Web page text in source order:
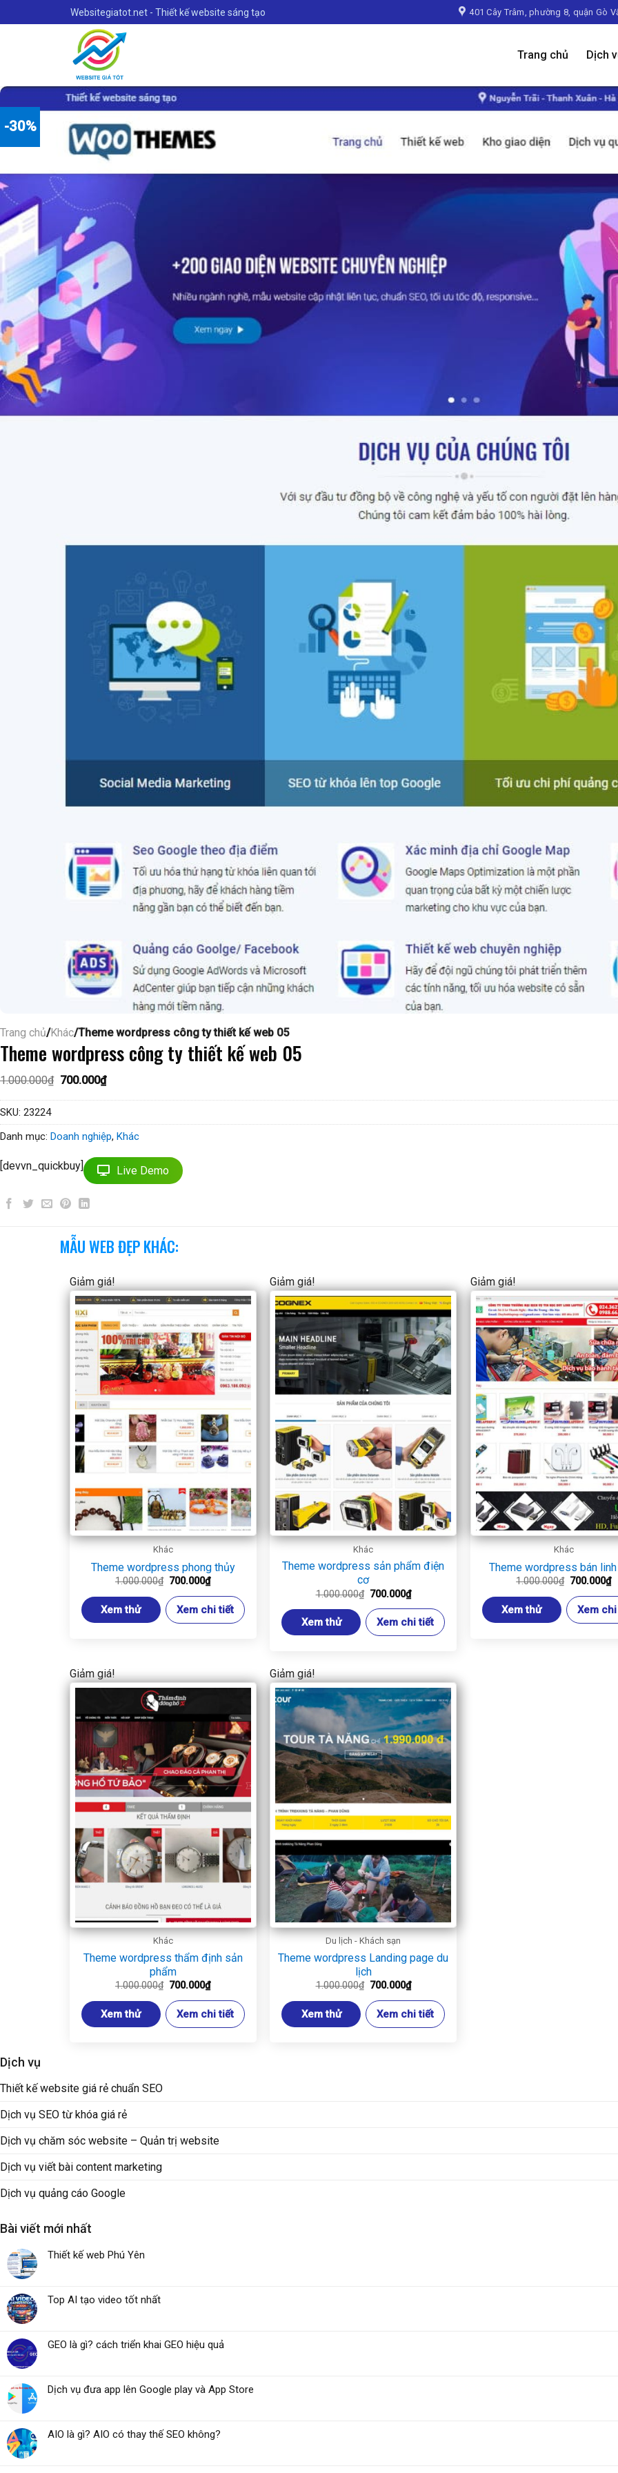
to
Websitegiatot.net - Thiết kế website sáng tạo 401 Cây Trâm, phường 8, quận Gò
Trang chủ Dịch
-30%
Trang chủ/Khác/Theme wordpress công ty thiết kế web 05
Theme wordpress công ty thiết kế web 05
1.000.000₫ Giá
là:
700.000₫Giá
hiện
tại
700.000₫.
SKU: 23224
Danh mục: Doanh nghiệp, Khác
[devvn_quickbuy] Live Demo
MẪU WEB ĐẸP KHÁC:
Giảm giá!
Khác
Theme wordpress phong thủy
1.000.000₫ Giá
là:
1.000.000₫.
700.000₫Giá
hiện
tại
là:
700.000₫.
Xem thử Xem chi tiết
Giảm giá!
Khác
Theme wordpress sản phẩm điện
cơ
1.000.000₫ Giá
là:
1.000.000₫.
700.000₫Giá
hiện
tại
là:
700.000₫.
Xem thử Xem chi tiết
Giảm giá!
Khác
Theme wordpress bán
1.000.000₫ Giá
là:
700.000₫
Xem thử Xem
Giảm giá!
Khác
Theme wordpress thẩm định sản
phẩm
1.000.000₫ Giá
là:
1.000.000₫.
700.000₫Giá
hiện
tại
là:
700.000₫.
Xem thử Xem chi tiết
Giảm giá!
Du lịch - Khách sạn
Theme wordpress Landing page du
lịch
1.000.000₫ Giá
là:
1.000.000₫.
700.000₫Giá
hiện
tại
là:
700.000₫.
Xem thử Xem chi tiết
Dịch vụ
Thiết kế website giá rẻ chuẩn SEO
Dịch vụ SEO từ khóa giá rẻ
Dịch vụ chăm sóc website – Quản trị website
Dịch vụ viết bài content marketing
Dịch vụ quảng cáo Google
Bài viết mới nhất
Thiết kế web Phú Yên
Top AI tạo video tốt nhất
GEO là gì? cách triển khai GEO hiệu quả
Dịch vụ đưa app lên Google play và App Store
AIO là gì? AIO có thay thế SEO không?